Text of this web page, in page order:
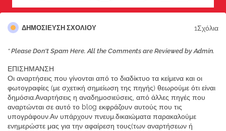
ΔΗΜΟΣΊΕΥΣΗ ΣΧΟΛΊΟΥ 1Σχόλια
* Please Don't Spam Here. All the Comments are Reviewed by Admin.
ΕΠΙΣΗΜΑΝΣΗ
Οι αναρτήσεις που γίνονται από το διαδίκτυο τα κείμενα και οι
φωτογραφίες (με σχετική σημείωση της πηγής) θεωρούμε ότι είναι
δημόσια.Αναρτήσεις η αναδημοσιεύσεις, από άλλες πηγές που
αναρτώνται σε αυτό το blog εκφράζουν αυτούς που τις
υπογράφουν.Αν υπάρχουν πνευμ.δικαιώματα παρακαλούμε
ενημερώστε μας για την αφαίρεση τους(των αναρτήσεων ή